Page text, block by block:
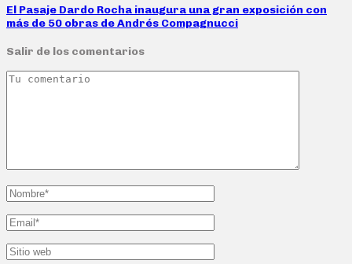
El Pasaje Dardo Rocha inaugura una gran exposición con
más de 50 obras de Andrés Compagnucci
Salir de los comentarios